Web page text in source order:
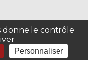
donne le contrôle
Personnaliser